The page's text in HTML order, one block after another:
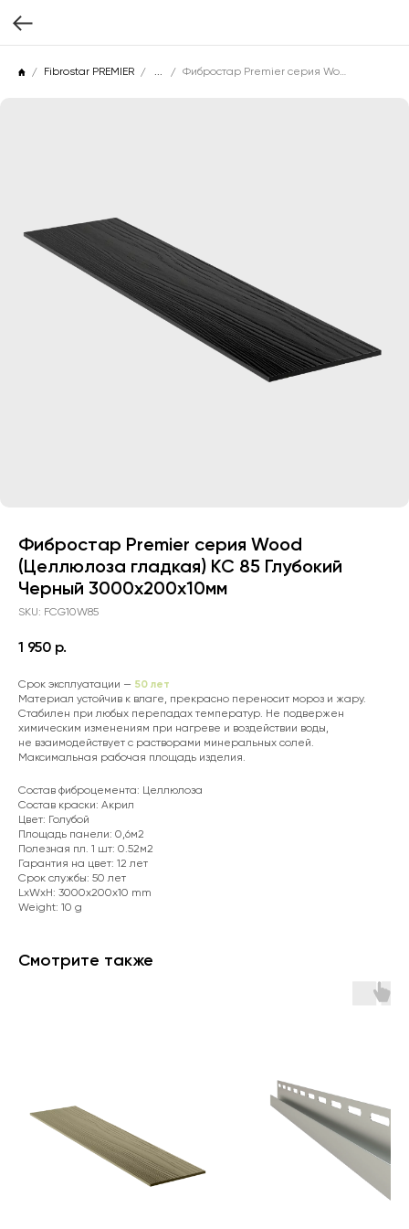
Fibrostar PREMIER ... Фибростар Premier серия Wood (Целлюлоза гладкая) КС 85 Глубокий Черный 3000х200х10мм
Фибростар Premier серия Wood
(Целлюлоза гладкая) КС 85 Глубокий
Черный 3000х200х10мм
SKU: FCG10W85
1 950 р.
Срок эксплуатации — 50 лет
Материал устойчив к влаге, прекрасно переносит мороз и жару.
Стабилен при любых перепадах температур. Не подвержен
химическим изменениям при нагреве и воздействии воды,
не взаимодействует с растворами минеральных солей.
Максимальная рабочая площадь изделия.
Состав фиброцемента: Целлюлоза
Состав краски: Акрил
Цвет: Голубой
Площадь панели: 0,6м2
Полезная пл. 1 шт: 0.52м2
Гарантия на цвет: 12 лет
Срок службы: 50 лет
LxWxH: 3000x200x10 mm
Weight: 10 g
Смотрите также